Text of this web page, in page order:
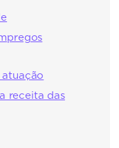
receita das